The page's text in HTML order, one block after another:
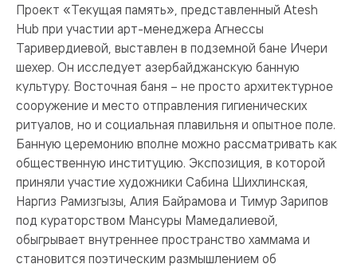
Проект «Текущая память», представленный Atesh
Hub при участии арт-менеджера Агнессы
Таривердиевой, выставлен в подземной бане Ичери
шехер. Он исследует азербайджанскую банную
культуру. Восточная баня – не просто архитектурное
сооружение и место отправления гигиенических
ритуалов, но и социальная плавильня и опытное поле.
Банную церемонию вполне можно рассматривать как
общественную институцию. Экспозиция, в которой
приняли участие художники Сабина Шихлинская,
Наргиз Рамизгызы, Алия Байрамова и Тимур Зарипов
под кураторством Мансуры Мамедалиевой,
обыгрывает внутреннее пространство хаммама и
становится поэтическим размышлением об